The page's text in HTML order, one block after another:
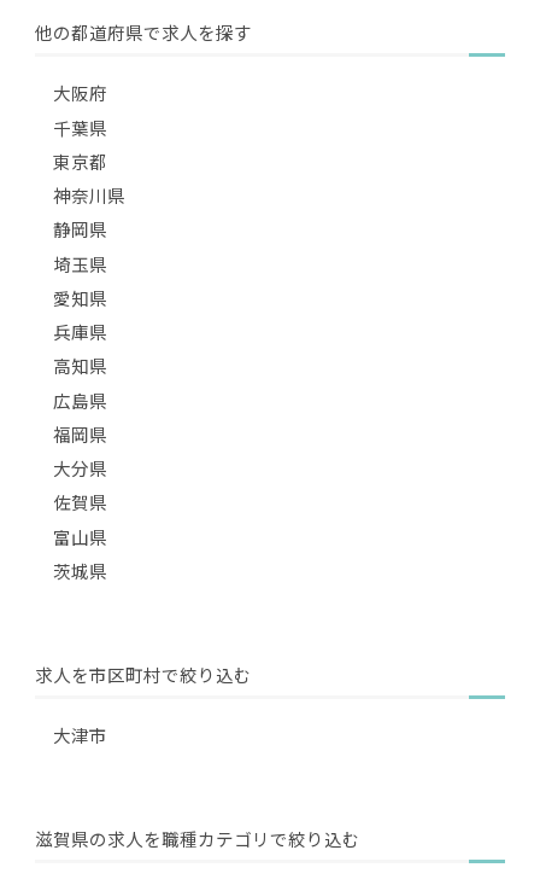
他の都道府県で求人を探す
大阪府
千葉県
東京都
神奈川県
静岡県
埼玉県
愛知県
兵庫県
高知県
広島県
福岡県
大分県
佐賀県
富山県
茨城県
求人を市区町村で絞り込む
大津市
滋賀県の求人を職種カテゴリで絞り込む